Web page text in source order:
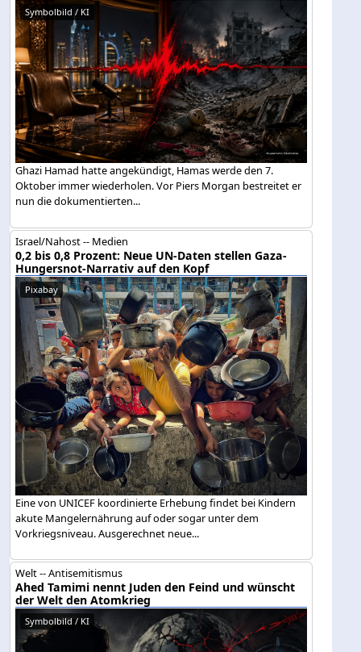
Symbolbild / KI
Ghazi Hamad hatte angekündigt, Hamas werde den 7.
Oktober immer wiederholen. Vor Piers Morgan bestreitet er
nun die dokumentierten...
Israel/Nahost -- Medien
0,2 bis 0,8 Prozent: Neue UN-Daten stellen Gaza-
Hungersnot-Narrativ auf den Kopf
Pixabay
Eine von UNICEF koordinierte Erhebung findet bei Kindern
akute Mangelernährung auf oder sogar unter dem
Vorkriegsniveau. Ausgerechnet neue...
Welt -- Antisemitismus
Ahed Tamimi nennt Juden den Feind und wünscht
der Welt den Atomkrieg
Symbolbild / KI